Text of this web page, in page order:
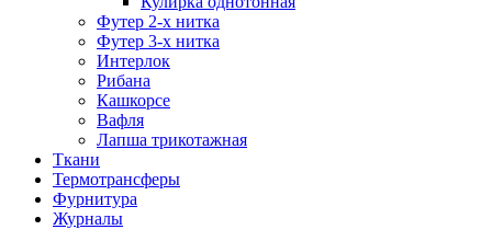
Футер 2-х нитка
Футер 3-х нитка
Интерлок
Рибана
Кашкорсе
Вафля
Лапша трикотажная
Ткани
Термотрансферы
Фурнитура
Журналы